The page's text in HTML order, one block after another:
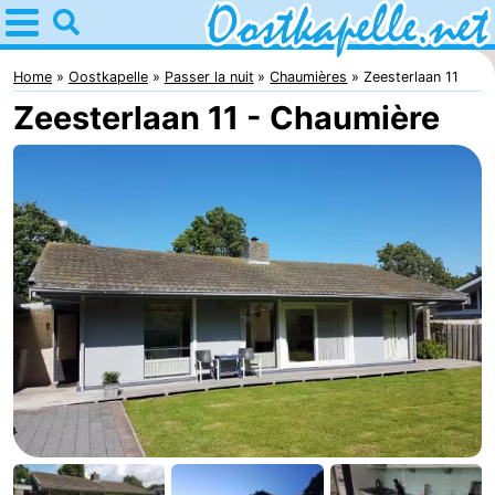
Home
Oostkapelle
Astuces
les
enfants
Nature
Oranjezon
Passer
la
nuit
Appartements
-
De
Grote
Campings
Chambre
Home Oostkapelle Passer la nuit Chaumières Zeesterlaan 11
Zeesterlaan 11 - Chaumière